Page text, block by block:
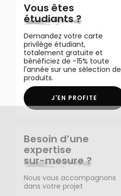
Vous êtes
étudiants ?
Demandez votre carte
privilège étudiant,
totalement gratuite et
bénéficiez de -15% toute
l'année sur une sélection de
produits.
J'EN PROFITE
Besoin d’une
expertise
sur-mesure ?
Nous vous accompagnons
dans votre projet